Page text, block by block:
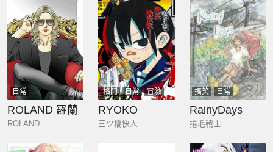
日常
ROLAND 羅蘭
ROLAND
格鬥 日常 冒險
RYOKO
三ツ橋快人
搞笑 日常
RainyDays
捲毛戰士